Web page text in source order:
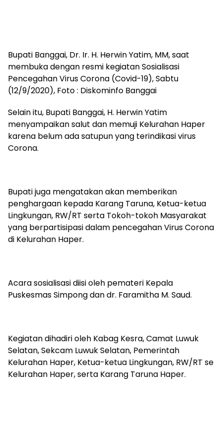
Bupati Banggai, Dr. Ir. H. Herwin Yatim, MM, saat
membuka dengan resmi kegiatan Sosialisasi
Pencegahan Virus Corona (Covid-19), Sabtu
(12/9/2020), Foto : Diskominfo Banggai
Selain itu, Bupati Banggai, H. Herwin Yatim
menyampaikan salut dan memuji Kelurahan Haper
karena belum ada satupun yang terindikasi virus
Corona.
Bupati juga mengatakan akan memberikan
penghargaan kepada Karang Taruna, Ketua-ketua
Lingkungan, RW/RT serta Tokoh-tokoh Masyarakat
yang berpartisipasi dalam pencegahan Virus Corona
di Kelurahan Haper.
Acara sosialisasi diisi oleh pemateri Kepala
Puskesmas Simpong dan dr. Faramitha M. Saud.
Kegiatan dihadiri oleh Kabag Kesra, Camat Luwuk
Selatan, Sekcam Luwuk Selatan, Pemerintah
Kelurahan Haper, Ketua-ketua Lingkungan, RW/RT se
Kelurahan Haper, serta Karang Taruna Haper.